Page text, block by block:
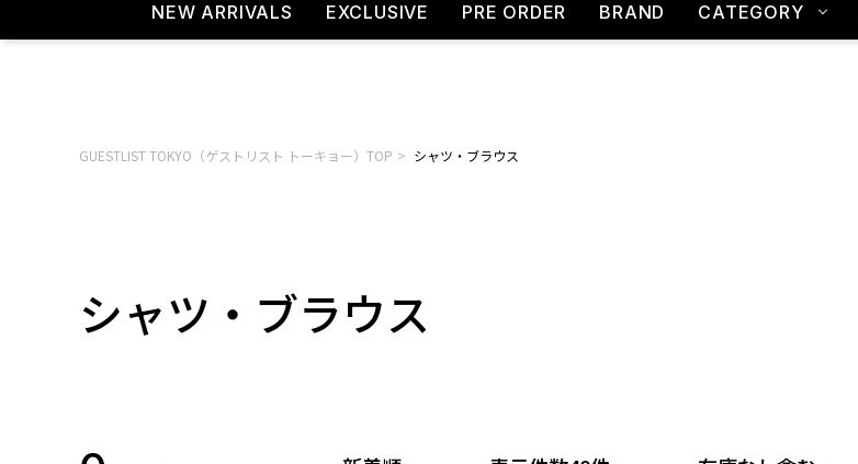
NEW ARRIVALS EXCLUSIVE PRE ORDER BRAND CATEGORY
GUESTLIST TOKYO（ゲストリスト トーキョー）TOP シャツ・ブラウス
シャツ・ブラウス